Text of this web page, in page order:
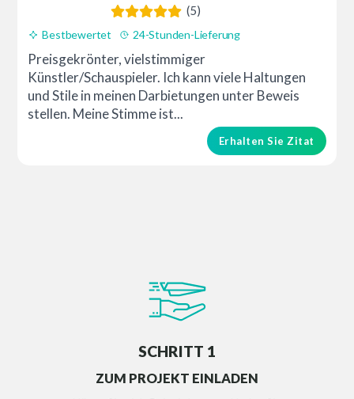
(5)
Bestbewertet 24-Stunden-Lieferung
Preisgekrönter, vielstimmiger
Künstler/Schauspieler. Ich kann viele Haltungen
und Stile in meinen Darbietungen unter Beweis
stellen. Meine Stimme ist...
Erhalten Sie Zitat
SCHRITT 1
ZUM PROJEKT EINLADEN